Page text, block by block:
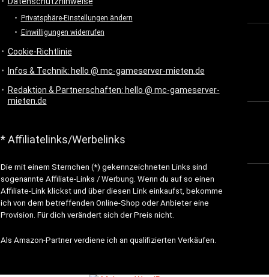
Privatsphäre-Einstellungen ändern
Einwilligungen widerrufen
Cookie-Richtlinie
Infos & Technik: hello @ mc-gameserver-mieten.de
Redaktion & Partnerschaften: hello @ mc-gameserver-
mieten.de
* Affiliatelinks/Werbelinks
Die mit einem Sternchen (*) gekennzeichneten Links sind
sogenannte Affiliate-Links / Werbung. Wenn du auf so einen
Affiliate-Link klickst und über diesen Link einkaufst, bekomme
ich von dem betreffenden Online-Shop oder Anbieter eine
Provision. Für dich verändert sich der Preis nicht.
Als Amazon-Partner verdiene ich an qualifizierten Verkäufen.